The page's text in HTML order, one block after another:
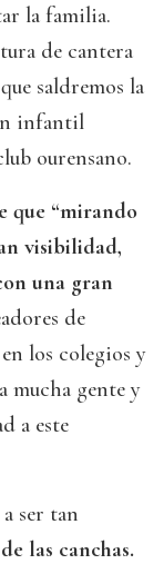
la familia.
de cantera
saldremos la
infantil
ourensano.
que “mirando
visibilidad,
una gran
de
los colegios y
mucha gente y
a este
ser tan
las canchas.